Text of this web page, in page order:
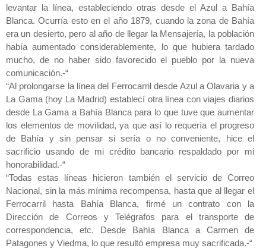
levantar la línea, estableciendo otras desde el Azul a Bahía
Blanca. Ocurría esto en el año 1879, cuando la zona de Bahía
era un desierto, pero al año de llegar la Mensajería, la población
había aumentado considerablemente, lo que hubiera tardado
mucho, de no haber sido favorecido el pueblo por la nueva
comunicación.-“
“Al prolongarse la línea del Ferrocarril desde Azul a Olavaria y a
La Gama (hoy La Madrid) establecí otra línea con viajes diarios
desde La Gama a Bahía Blanca para lo que tuve que aumentar
los elementos de movilidad, ya que así lo requería el progreso
de Bahía y sin pensar si sería o no conveniente, hice el
sacrificio usando de mi crédito bancario respaldado por mi
honorabilidad.-“
“Todas estas líneas hicieron también el servicio de Correo
Nacional, sin la más mínima recompensa, hasta que al llegar el
Ferrocarril hasta Bahía Blanca, firmé un contrato con la
Dirección de Correos y Telégrafos para el transporte de
correspondencia, etc. Desde Bahía Blanca a Carmen de
Patagones y Viedma, lo que resultó empresa muy sacrificada.-“